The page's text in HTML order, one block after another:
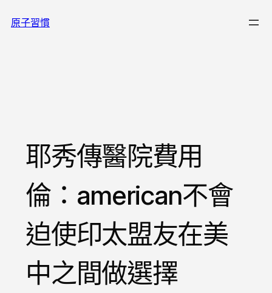
至原子習慣
耶秀傳醫院費用
倫：american不會
迫使印太盟友在美
中之間做選擇